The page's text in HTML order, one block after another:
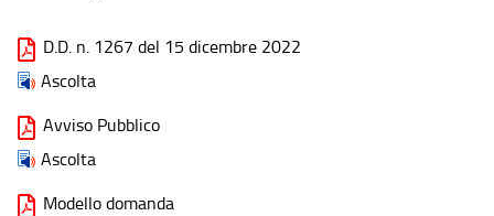
D.D. n. 1267 del 15 dicembre 2022
Ascolta
Avviso Pubblico
Ascolta
Modello domanda